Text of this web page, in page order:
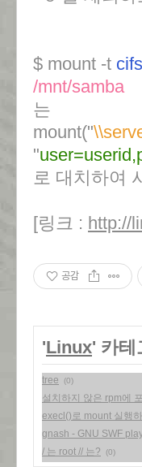
$ mount -t cifs
/mnt/samba
는
mount("
"
로 대치하여
[링크 : http://
공감
'Linux' 카테
tree (0)
설치하지 않은 rpm에
execl()로 mount 실행
gnash - GNU SWF
/ 는 root // 는? (0)